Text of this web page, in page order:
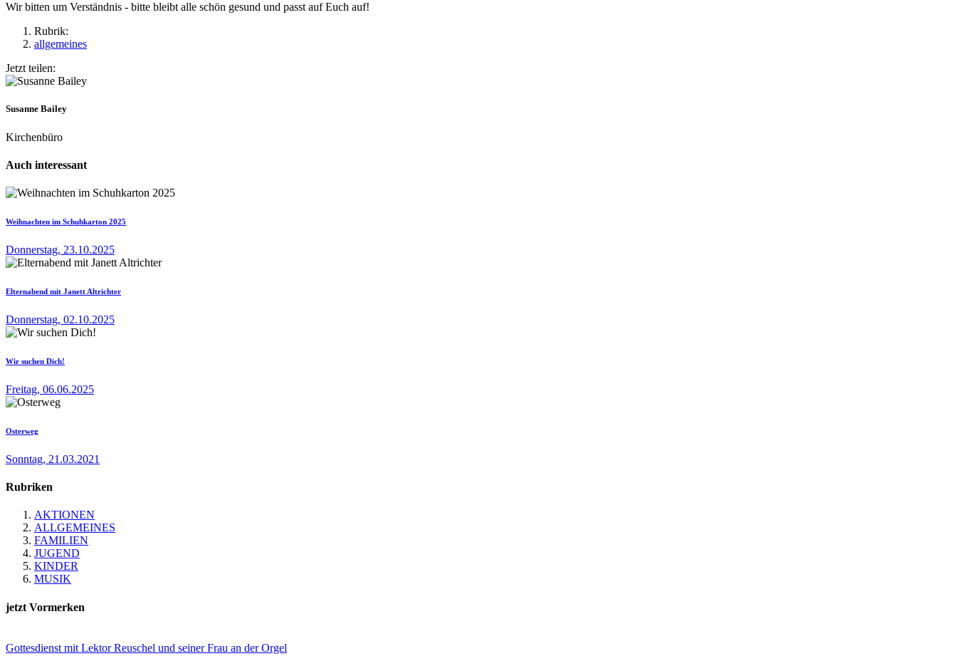
Wir bitten um Verständnis - bitte bleibt alle schön gesund und passt auf Euch auf!
Rubrik:
allgemeines
Jetzt teilen:
Susanne Bailey
Kirchenbüro
Auch interessant
Weihnachten im Schuhkarton 2025
Donnerstag, 23.10.2025
Elternabend mit Janett Altrichter
Donnerstag, 02.10.2025
Wir suchen Dich!
Freitag, 06.06.2025
Osterweg
Sonntag, 21.03.2021
Rubriken
AKTIONEN
ALLGEMEINES
FAMILIEN
JUGEND
KINDER
MUSIK
jetzt Vormerken
Gottesdienst mit Lektor Reuschel und seiner Frau an der Orgel